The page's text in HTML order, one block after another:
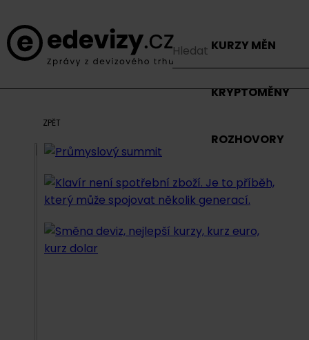
KURZY MĚN
KRYPTOMĚNY
ROZHOVORY
ZPĚT